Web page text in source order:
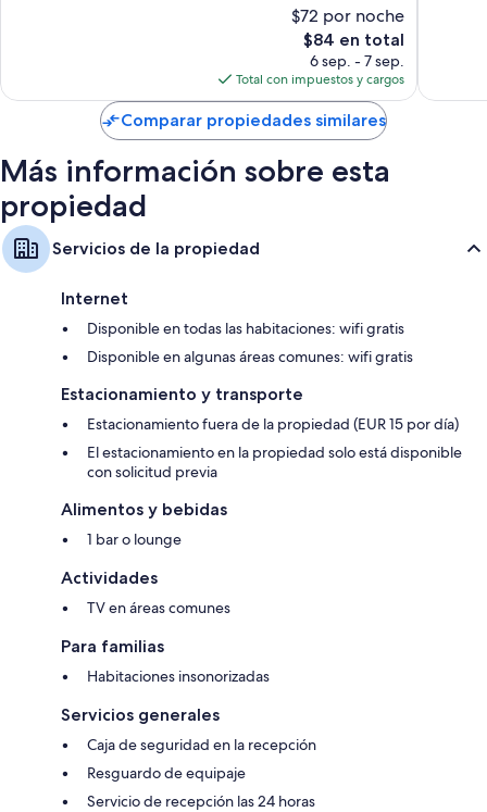
$72 por noche
El
precio
actual
es
de
$84
$84 en total
6 sep. - 7 sep.
Total con impuestos y cargos
Comparar propiedades similares
Más información sobre esta
propiedad
Servicios de la propiedad
Internet
Disponible en todas las habitaciones: wifi gratis
Disponible en algunas áreas comunes: wifi gratis
Estacionamiento y transporte
Estacionamiento fuera de la propiedad (EUR 15 por día)
El estacionamiento en la propiedad solo está disponible
con solicitud previa
Alimentos y bebidas
1 bar o lounge
Actividades
TV en áreas comunes
Para familias
Habitaciones insonorizadas
Servicios generales
Caja de seguridad en la recepción
Resguardo de equipaje
Servicio de recepción las 24 horas